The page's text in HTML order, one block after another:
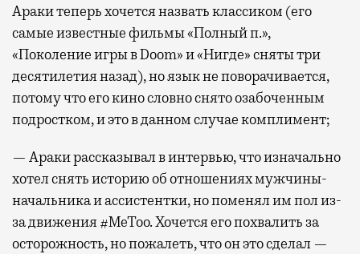
Араки теперь хочется назвать классиком (его
самые известные фильмы «Полный п.»,
«Поколение игры в Doom» и «Нигде» сняты три
десятилетия назад), но язык не поворачивается,
потому что его кино словно снято озабоченным
подростком, и это в данном случае комплимент;
— Араки рассказывал в интервью, что изначально
хотел снять историю об отношениях мужчины-
начальника и ассистентки, но поменял им пол из-
за движения #MeToo. Хочется его похвалить за
осторожность, но пожалеть, что он это сделал —